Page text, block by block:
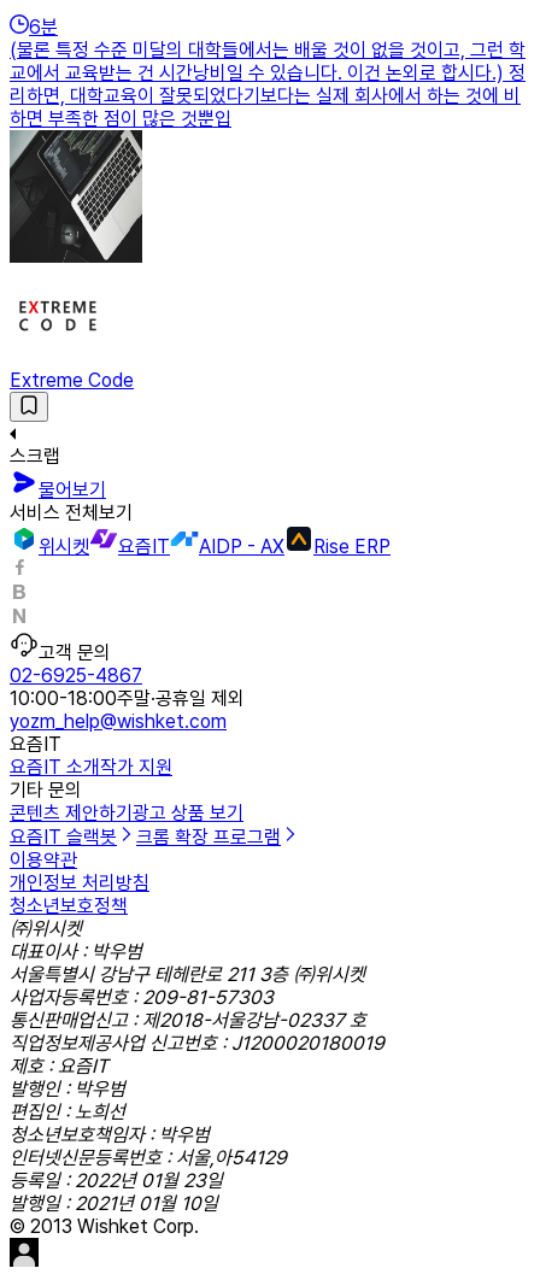
6분
(물론 특정 수준 미달의 대학들에서는 배울 것이 없을 것이고, 그런 학
교에서 교육받는 건 시간낭비일 수 있습니다. 이건 논외로 합시다.) 정
리하면, 대학교육이 잘못되었다기보다는 실제 회사에서 하는 것에 비
하면 부족한 점이 많은 것뿐입
Extreme Code
스크랩
물어보기
서비스 전체보기
위시켓
요즘IT AIDP - AX Rise ERP
고객 문의
02-6925-4867
10:00-18:00주말·공휴일 제외
yozm_help@wishket.com
요즘IT
요즘IT 소개작가 지원
기타 문의
콘텐츠 제안하기 광고 상품 보기
요즘IT 슬랙봇
크롬 확장 프로그램
이용약관
개인정보 처리방침
청소년보호정책
㈜위시켓
대표이사 : 박우범
서울특별시 강남구 테헤란로 211 3층 ㈜위시켓
사업자등록번호 : 209-81-57303
통신판매업신고 : 제2018-서울강남-02337 호
직업정보제공사업 신고번호 : J1200020180019
제호 : 요즘IT
발행인 : 박우범
편집인 : 노희선
청소년보호책임자 : 박우범
인터넷신문등록번호 : 서울,아54129
등록일 : 2022년 01월 23일
발행일 : 2021년 01월 10일
© 2013 Wishket Corp.